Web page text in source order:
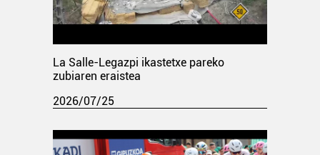
La Salle-Legazpi ikastetxe pareko
zubiaren eraistea
2026/07/25